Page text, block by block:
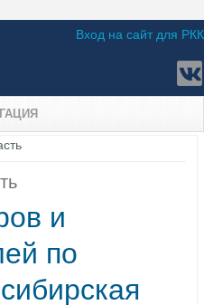
Вход на сайт для РКК
и
по